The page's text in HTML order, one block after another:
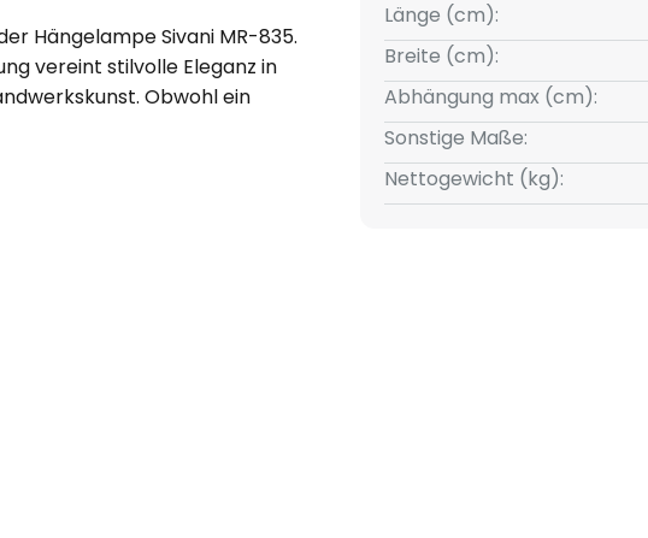
Hängelampe Sivani MR-835.
vereint stilvolle Eleganz in
Obwohl ein
Länge (cm):
Breite (cm):
Abhängung max (cm):
Sonstige Maße:
Nettogewicht (kg):